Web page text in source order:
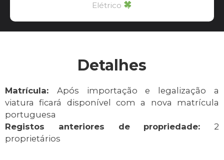
Elétrico
Detalhes
Matrícula: Após importação e legalização a
viatura ficará disponível com a nova matrícula
portuguesa
Registos anteriores de propriedade: 2
proprietários